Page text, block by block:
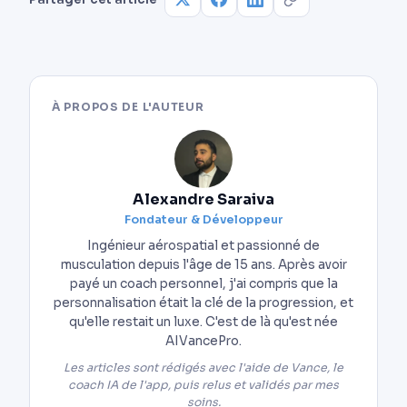
À PROPOS DE L'AUTEUR
Alexandre Saraiva
Fondateur & Développeur
Ingénieur aérospatial et passionné de
musculation depuis l'âge de 15 ans. Après avoir
payé un coach personnel, j'ai compris que la
personnalisation était la clé de la progression, et
qu'elle restait un luxe. C'est de là qu'est née
AIVancePro.
Les articles sont rédigés avec l'aide de Vance, le
coach IA de l'app, puis relus et validés par mes
soins.